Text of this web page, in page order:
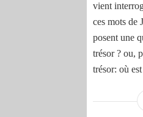
vient
ces mots de
posent une
trésor ? ou,
trésor: où